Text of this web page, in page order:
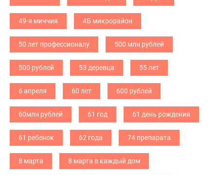
49-я миччия 4Б микрорайон
50 лет профессионалу 500 млн рублей
500 рублей 53 деревца 55 лет
6 апреля 60 лет 600 рублей
60млн рублей 61 год 61 день рождения
61 ребенок 62 года 74 препарата
8 марта 8 марта в каждый дом